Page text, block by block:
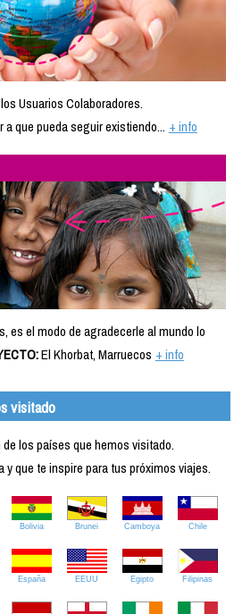
Usuarios Colaboradores.
que pueda seguir existiendo... + info
es el modo de agradecerle al mundo lo
El Khorbat, Marruecos + info
visitado
los países que hemos visitado.
y que te inspire para tus próximos viajes.
Bolivia Brunei Camboya Chile
España EEUU Egipto Filipinas